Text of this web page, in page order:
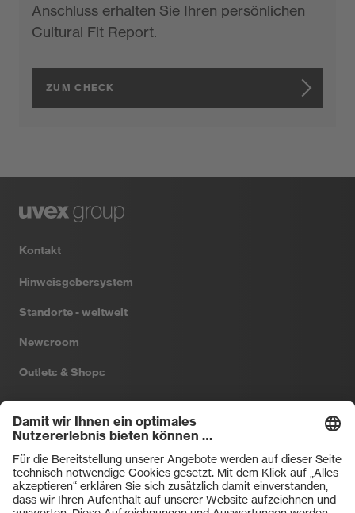
Anschluss erhalten Sie Ihren persönlichen
Cultural Fit Report.
ZUM CHECK
Kontakt
Hinweisgebersystem
Standorte - weltweit
Newsroom
Outlets & Shops
HexArmor
laservision
uvex sports
Hiplok
Rainer Winter Stiftung